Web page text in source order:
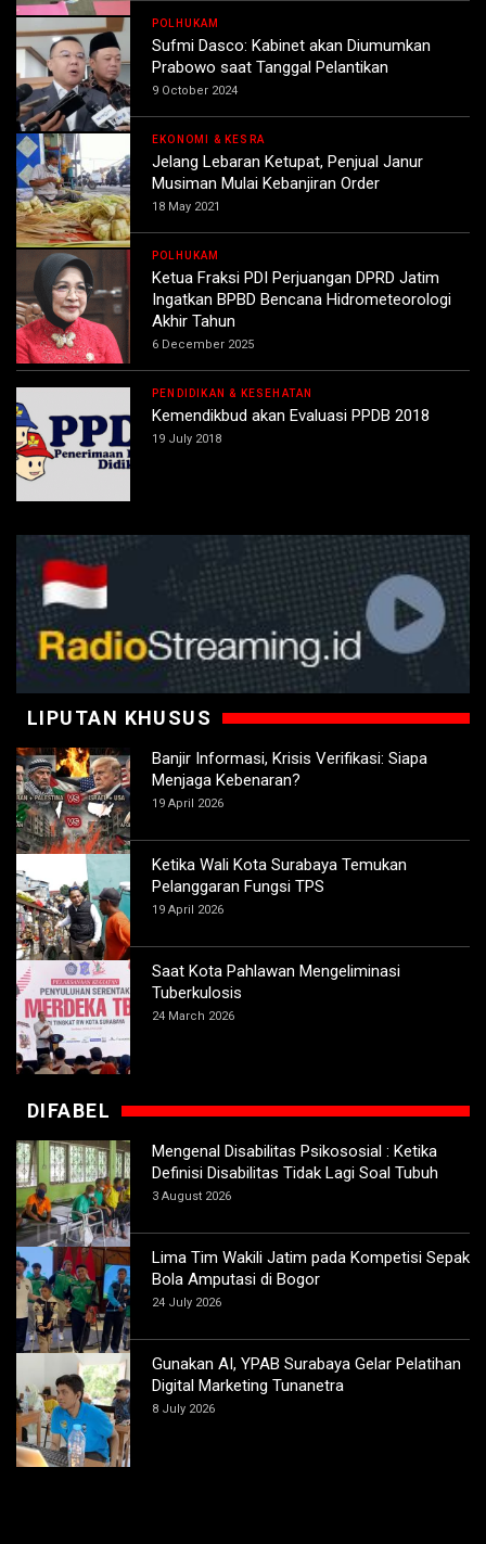
POLHUKAM
Sufmi Dasco: Kabinet akan Diumumkan
Prabowo saat Tanggal Pelantikan
9 October 2024
EKONOMI & KESRA
Jelang Lebaran Ketupat, Penjual Janur
Musiman Mulai Kebanjiran Order
18 May 2021
POLHUKAM
Ketua Fraksi PDI Perjuangan DPRD Jatim
Ingatkan BPBD Bencana Hidrometeorologi
Akhir Tahun
6 December 2025
PENDIDIKAN & KESEHATAN
Kemendikbud akan Evaluasi PPDB 2018
19 July 2018
LIPUTAN KHUSUS
Banjir Informasi, Krisis Verifikasi: Siapa
Menjaga Kebenaran?
19 April 2026
Ketika Wali Kota Surabaya Temukan
Pelanggaran Fungsi TPS
19 April 2026
Saat Kota Pahlawan Mengeliminasi
Tuberkulosis
24 March 2026
DIFABEL
Mengenal Disabilitas Psikososial : Ketika
Definisi Disabilitas Tidak Lagi Soal Tubuh
3 August 2026
Lima Tim Wakili Jatim pada Kompetisi Sepak
Bola Amputasi di Bogor
24 July 2026
Gunakan AI, YPAB Surabaya Gelar Pelatihan
Digital Marketing Tunanetra
8 July 2026